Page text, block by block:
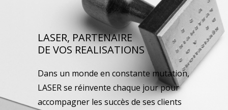
LASER, PARTENAIRE
DE VOS REALISATIONS
Dans un monde en constante mutation,
LASER se réinvente chaque jour pour
accompagner les succès de ses clients